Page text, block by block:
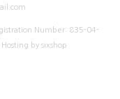
Number: 835-04-
Hosting by sixshop